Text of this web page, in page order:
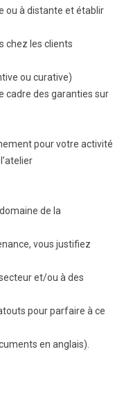
ou à distante et établir
chez les clients
ou curative)
cadre des garanties sur
pour votre activité
de la
vous justifiez
et/ou à des
pour parfaire à ce
en anglais).